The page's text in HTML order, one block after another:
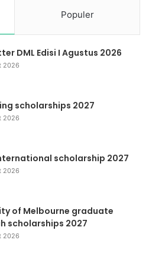
Populer
DML Edisi I Agustus 2026
2026
scholarships 2027
2026
scholarship 2027
2026
of Melbourne graduate
scholarships 2027
2026